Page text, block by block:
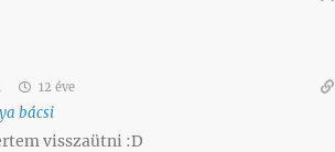
12 éve
bácsi
visszaütni :D